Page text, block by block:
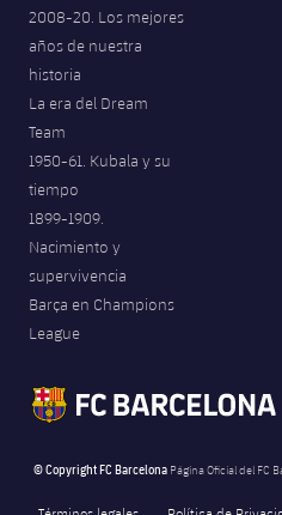
2008-20. Los mejores
años de nuestra
historia
La era del Dream
Team
1950-61. Kubala y su
tiempo
1899-1909.
Nacimiento y
supervivencia
Barça en Champions
League
© Copyright FC Barcelona Página Oficial del FC